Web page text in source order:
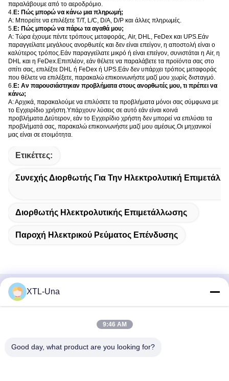
παραλάβουμε από το αεροδρόμιο.
4.Ε: Πώς μπορώ να κάνω μια πληρωμή;
Α: Μπορείτε να επιλέξετε T/T, L/C, D/A, D/P και άλλες πληρωμές.
5.Ε: Πώς μπορώ να πάρω τα αγαθά μου;
Α: Τώρα έχουμε πέντε τρόπους μεταφοράς, Air, DHL, FeDex και UPS.Εάν
παραγγείλατε μεγάλους ανορθωτές και δεν είναι επείγον, η αποστολή είναι ο
καλύτερος τρόπος.Εάν παραγγείλατε μικρό ή είναι επείγον, συνιστάται η Air, η
DHL και η FeDex.Επιπλέον, εάν θέλετε να παραλάβετε τα προϊόντα σας στο
σπίτι σας, επιλέξτε DHL ή FeDex ή UPS.Εάν δεν υπάρχει τρόπος μεταφοράς
που θέλετε να επιλέξετε, παρακαλώ επικοινωνήστε μαζί μου χωρίς δισταγμό.
6.Ε: Αν παρουσιάστηκαν προβλήματα στους ανορθωτές μου, τι πρέπει να
κάνω;
Α: Αρχικά, παρακαλούμε να επιλύσετε τα προβλήματα μόνοι σας σύμφωνα με
το Εγχειρίδιο χρήστη.Υπάρχουν λύσεις σε αυτό εάν είναι κοινά
προβλήματα.Δεύτερον, εάν το Εγχειρίδιο χρήστη δεν μπορεί να επιλύσει τα
προβλήματά σας, παρακαλώ επικοινωνήστε μαζί μου αμέσως.Οι μηχανικοί
μας είναι σε ετοιμότητα.
Ετικέττες:
Συνεχής Διορθωτής Για Την Ηλεκτρολυτική
Διορθωτής Ηλεκτρολυτικής Επιμετάλλωσης
Παροχή Ηλεκτρικού Ρεύματος Επένδυσης
Γρήγορη επικοινωνία
Xindu, πόλη Chengdu, sichuan επαρχία, Κίνα
XTL-Una
9:46 AM
Good day, what product are you looking for?